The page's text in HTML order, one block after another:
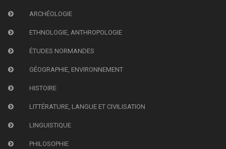
ARCHÉOLOGIE
ETHNOLOGIE, ANTHROPOLOGIE
ÉTUDES NORMANDES
GÉOGRAPHIE, ENVIRONNEMENT
HISTOIRE
LITTÉRATURE, LANGUE ET CIVILISATION
LINGUISTIQUE
PHILOSOPHIE